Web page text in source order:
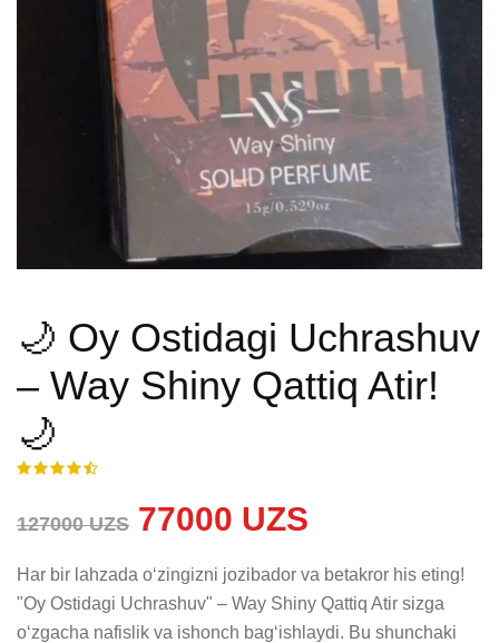
🌙 Oy Ostidagi Uchrashuv
– Way Shiny Qattiq Atir!
🌙
127000 UZS 77000 UZS
Har bir lahzada o‘zingizni jozibador va betakror his eting!
"Oy Ostidagi Uchrashuv" – Way Shiny Qattiq Atir sizga
o‘zgacha nafislik va ishonch bag‘ishlaydi. Bu shunchaki